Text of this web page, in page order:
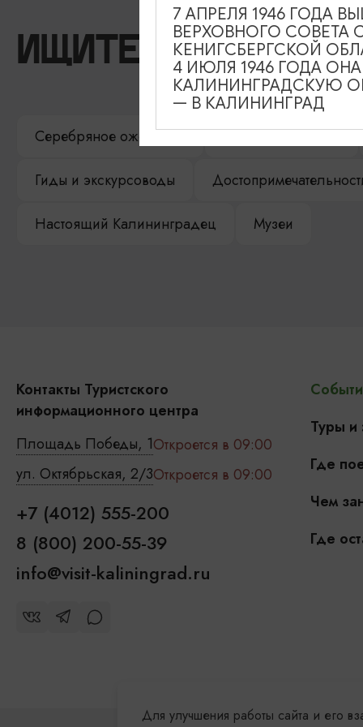
ИЩИТЕ ТАКЖЕ НА
Серебряное ожерелье Электронная виза
Гиды и экскурсоводы
Настоящий Калининградец Музеи
Контакты Туристского
информационного центра
Площадь Победы, 1Откроется в 09:00
ул. Октябрьская, 2/3Откроется в 09:00
+7 (4012) 555-200
8 (800) 200-55-39
info@visit-kaliningrad.ru
Туры и
Где
Чем
Где
Для улучшения работы сайта и его
7 АПРЕЛЯ 1946 ГОДА
ВЕРХОВНОГО СОВЕТА
КЕНИГСБЕРГСКОЙ
4 ИЮЛЯ 1946 ГОДА
КАЛИНИНГРАДСКУЮ
— В КАЛИНИНГРАД